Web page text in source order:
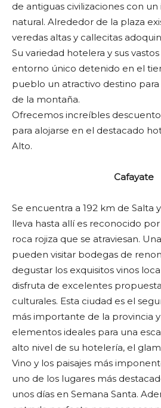
de antiguas civilizaciones con
natural. Alrededor de la plaza
veredas altas y callecitas
Su variedad hotelera y sus
entorno único detenido en el
pueblo un atractivo destino
de la montaña.
Ofrecemos increíbles
para alojarse en el destacado
Alto.
Cafayate
Se encuentra a 192 km de Salta
lleva hasta allí es reconocido
roca rojiza que se atraviesan.
pueden visitar bodegas de
degustar los exquisitos vinos
disfruta de excelentes
culturales. Esta ciudad es el
más importante de la provincia
elementos ideales para una
alto nivel de su hotelería, el
Vino y los paisajes más
uno de los lugares más
unos días en Semana Santa.